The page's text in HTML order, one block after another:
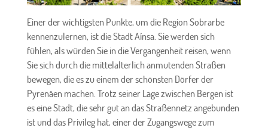
Einer der wichtigsten Punkte, um die Region Sobrarbe
kennenzulernen, ist die Stadt Aínsa. Sie werden sich
fühlen, als würden Sie in die Vergangenheit reisen, wenn
Sie sich durch die mittelalterlich anmutenden Straßen
bewegen, die es zu einem der schönsten Dörfer der
Pyrenäen machen. Trotz seiner Lage zwischen Bergen ist
es eine Stadt, die sehr gut an das Straßennetz angebunden
ist und das Privileg hat, einer der Zugangswege zum